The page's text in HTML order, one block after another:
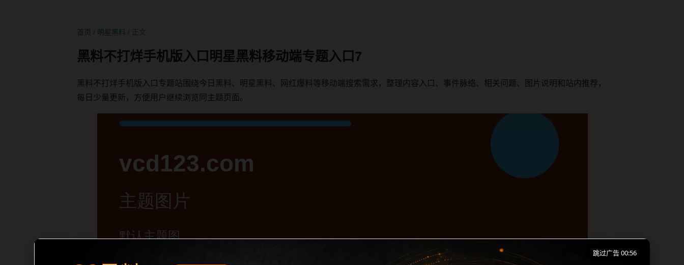
首页 明星黑料
黑料不打烊手机版入口明星黑料移动端专题入口7
黑料不打烊手机版入口专题站围绕今日黑料、明星黑料、网红爆料等移动端搜索需求，整理内容入口、事件脉络、相关问题、图片说明和站内推荐，
每日少量更新，方便用户继续浏览同主题页面。
跳过广告 00:56